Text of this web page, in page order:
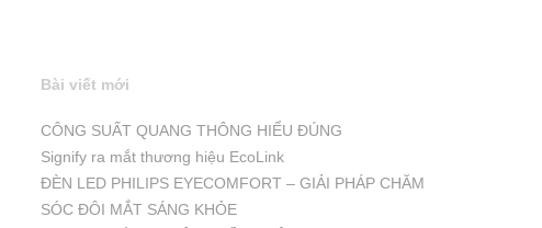
Bài viết mới
CÔNG SUẤT QUANG THÔNG HIỂU ĐÚNG
Signify ra mắt thương hiệu EcoLink
ĐÈN LED PHILIPS EYECOMFORT – GIẢI PHÁP CHĂM
SÓC ĐÔI MẮT SÁNG KHỎE